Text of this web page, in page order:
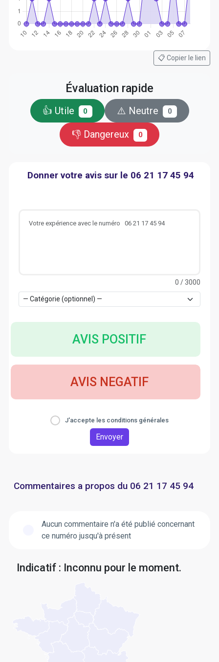
📋 Copier le lien
Évaluation rapide
👍 Utile 0 ⚠️ Neutre 0
👎 Dangereux 0
Donner votre avis sur le 06 21 17 45 94
0 / 3000
AVIS POSITIF
AVIS NEGATIF
J'accepte les conditions générales
Envoyer
Commentaires a propos du 06 21 17 45 94
Aucun commentaire n'a été publié concernant
ce numéro jusqu'à présent
Indicatif : Inconnu pour le moment.